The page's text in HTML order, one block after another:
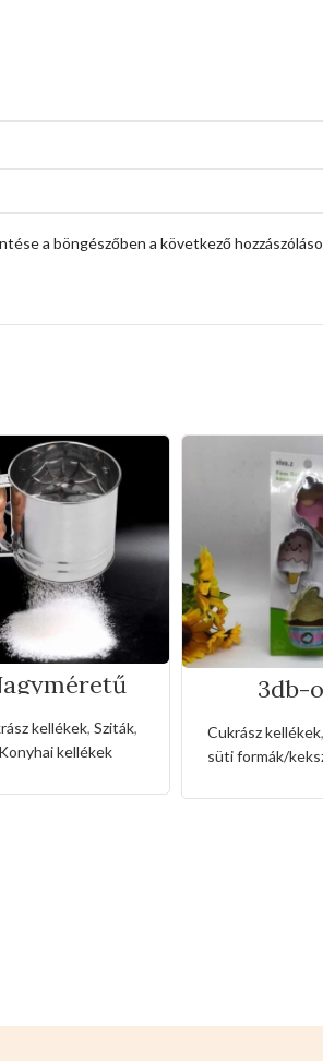
a böngészőben a következő
szóró
kellékek, Sziták,
Konyhai kellékek
3db-
kiszúró
fagyi és
Cukrász kellékek,
süti formák/